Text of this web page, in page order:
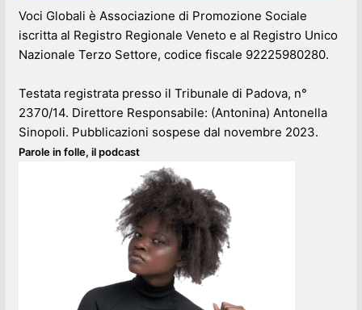
Voci Globali è Associazione di Promozione Sociale
iscritta al Registro Regionale Veneto e al Registro Unico
Nazionale Terzo Settore, codice fiscale 92225980280.
Testata registrata presso il Tribunale di Padova, n°
2370/14. Direttore Responsabile: (Antonina) Antonella
Sinopoli. Pubblicazioni sospese dal novembre 2023.
Parole in folle, il podcast